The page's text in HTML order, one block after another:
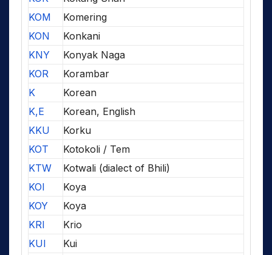
KOM
Komering
KON
Konkani
KNY
Konyak Naga
KOR
Korambar
K
Korean
K,E
Korean, English
KKU
Korku
KOT
Kotokoli / Tem
KTW
Kotwali (dialect of Bhili)
KOI
Koya
KOY
Koya
KRI
Krio
KUI
Kui